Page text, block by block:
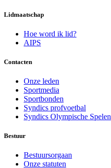
Lidmaatschap
Hoe word ik lid?
AIPS
Contacten
Onze leden
Sportmedia
Sportbonden
Syndics profvoetbal
Syndics Olympische Spelen
Bestuur
Bestuursorgaan
Onze statuten